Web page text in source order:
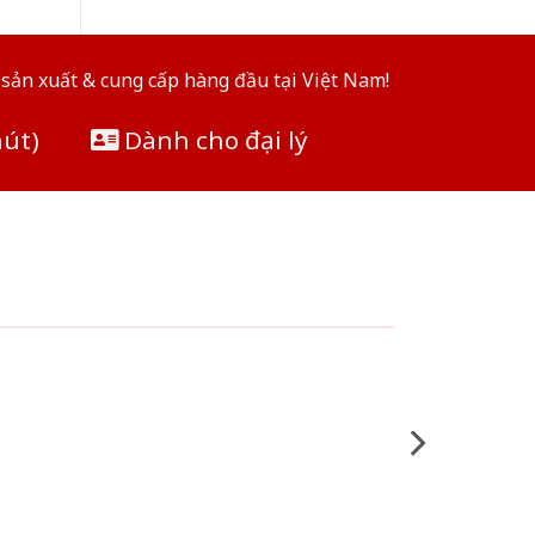
xuất & cung cấp hàng đầu tại Việt Nam!
Dành cho đại lý